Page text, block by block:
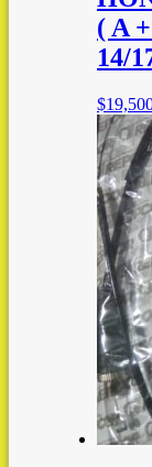
( A
14/
$